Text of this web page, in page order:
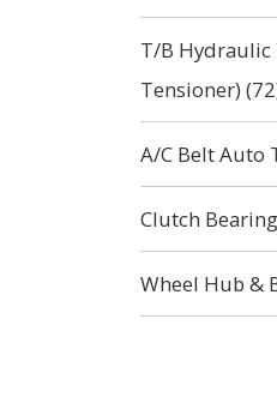
T/B
Tensioner)
A/C Belt Auto
Clutch
Wheel Hub &